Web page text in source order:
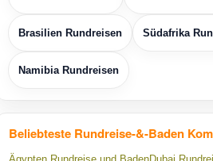
Brasilien Rundreisen Südafrika
Namibia Rundreisen
Beliebteste Rundreise-&-Baden